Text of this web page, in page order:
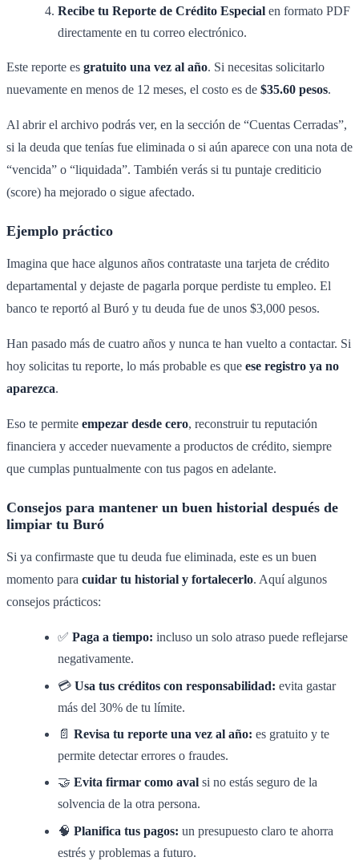
Recibe tu Reporte de Crédito Especial en formato PDF
directamente en tu correo electrónico.
Este reporte es gratuito una vez al año. Si necesitas solicitarlo
nuevamente en menos de 12 meses, el costo es de $35.60 pesos.
Al abrir el archivo podrás ver, en la sección de “Cuentas Cerradas”,
si la deuda que tenías fue eliminada o si aún aparece con una nota de
“vencida” o “liquidada”. También verás si tu puntaje crediticio
(score) ha mejorado o sigue afectado.
Ejemplo práctico
Imagina que hace algunos años contrataste una tarjeta de crédito
departamental y dejaste de pagarla porque perdiste tu empleo. El
banco te reportó al Buró y tu deuda fue de unos $3,000 pesos.
Han pasado más de cuatro años y nunca te han vuelto a contactar. Si
hoy solicitas tu reporte, lo más probable es que ese registro ya no
aparezca.
Eso te permite empezar desde cero, reconstruir tu reputación
financiera y acceder nuevamente a productos de crédito, siempre
que cumplas puntualmente con tus pagos en adelante.
Consejos para mantener un buen historial después de
limpiar tu Buró
Si ya confirmaste que tu deuda fue eliminada, este es un buen
momento para cuidar tu historial y fortalecerlo. Aquí algunos
consejos prácticos:
✅ Paga a tiempo: incluso un solo atraso puede reflejarse
negativamente.
💳 Usa tus créditos con responsabilidad: evita gastar
más del 30% de tu límite.
📄 Revisa tu reporte una vez al año: es gratuito y te
permite detectar errores o fraudes.
🤝 Evita firmar como aval si no estás seguro de la
solvencia de la otra persona.
🧠 Planifica tus pagos: un presupuesto claro te ahorra
estrés y problemas a futuro.